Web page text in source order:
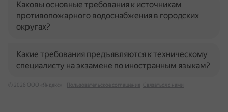
Каковы основные требования к источникам
противопожарного водоснабжения в городских
округах?
Какие требования предъявляются к техническому
специалисту на экзамене по иностранным языкам?
© 2026 ООО «Яндекс» Пользовательское соглашение Связаться с нами